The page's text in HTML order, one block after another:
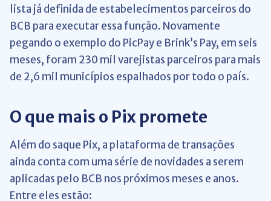
lista já definida de estabelecimentos parceiros do
BCB para executar essa função. Novamente
pegando o exemplo do PicPay e Brink’s Pay, em seis
meses, foram 230 mil varejistas parceiros para mais
de 2,6 mil municípios espalhados por todo o país.
O que mais o Pix promete
Além do saque Pix, a plataforma de transações
ainda conta com uma série de novidades a serem
aplicadas pelo BCB nos próximos meses e anos.
Entre eles estão: